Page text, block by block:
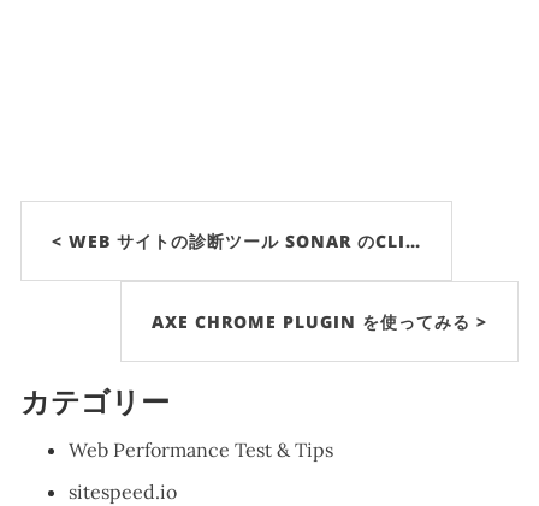
< WEB サイトの診断ツール SONAR のCLI…
AXE CHROME PLUGIN を使ってみる >
カテゴリー
Web Performance Test & Tips
sitespeed.io